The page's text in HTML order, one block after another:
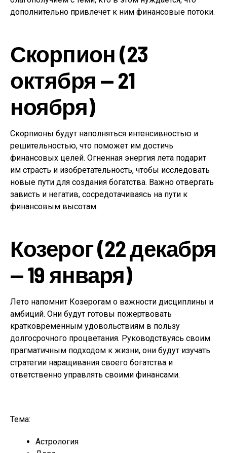
дополнительно привлечет к ним финансовые потоки.
Скорпион (23
октября — 21
ноября)
Скорпионы будут наполняться интенсивностью и
решительностью, что поможет им достичь
финансовых целей. Огненная энергия лета подарит
им страсть и изобретательность, чтобы исследовать
новые пути для создания богатства. Важно отвергать
зависть и негатив, сосредотачиваясь на пути к
финансовым высотам.
Козерог (22 декабря
— 19 января)
Лето напомнит Козерогам о важности дисциплины и
амбиций. Они будут готовы пожертвовать
кратковременным удовольствиям в пользу
долгосрочного процветания. Руководствуясь своим
прагматичным подходом к жизни, они будут изучать
стратегии наращивания своего богатства и
ответственно управлять своими финансами.
Тема:
Астрология